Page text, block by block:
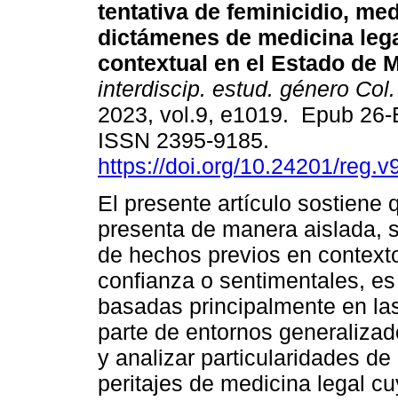
tentativa de feminicidio,
dictámenes de medicina
contextual en el Estado de
interdiscip. estud. género
2023, vol.9, e1019. Epub 26-
ISSN 2395-9185.
https://doi.org/10.24201/
El presente artículo sostiene
presenta de manera aislada,
de hechos previos en
confianza o sentimentales,
basadas principalmente en
parte de entornos
y analizar particularidades
peritajes de medicina legal